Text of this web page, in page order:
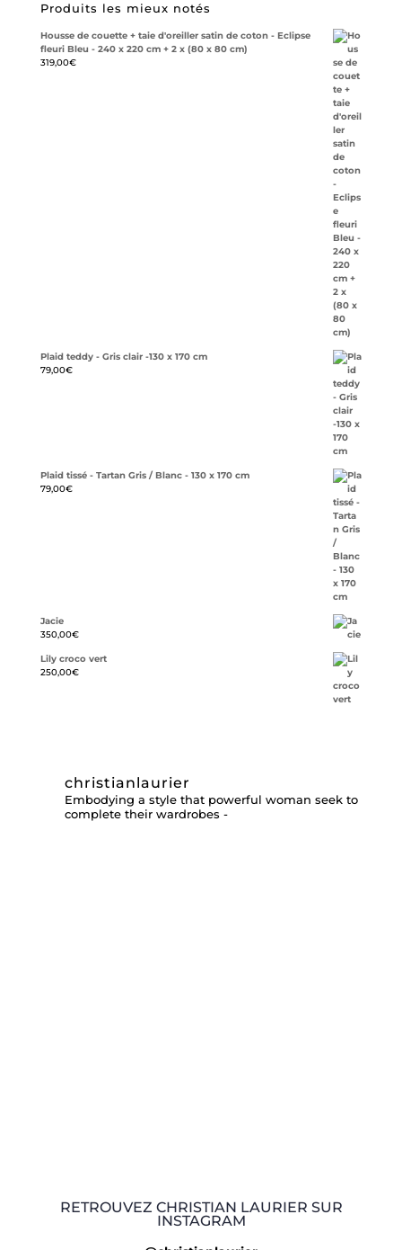
Produits les mieux notés
Housse de couette + taie d'oreiller satin de coton - Eclipse
fleuri Bleu - 240 x 220 cm + 2 x (80 x 80 cm)
319,00€
Plaid teddy - Gris clair -130 x 170 cm
79,00€
Plaid tissé - Tartan Gris / Blanc - 130 x 170 cm
79,00€
Jacie
350,00€
Lily croco vert
250,00€
christianlaurier
Embodying a style that powerful woman seek to
complete their wardrobes -
RETROUVEZ CHRISTIAN LAURIER SUR
INSTAGRAM